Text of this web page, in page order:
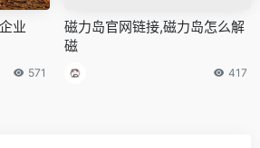
业
571
磁力岛官网链接,磁力岛怎么解
磁
417